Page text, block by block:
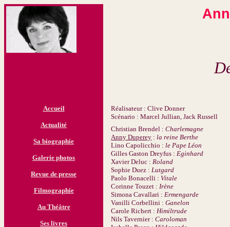
Accueil
Actualité
Sa biographie
Galerie photos
Revue de presse
Filmographie
Au Théâtre
Ses livres
Réalisateur : Clive Donner
Scénario : Marcel Jullian, Jack Russell
Christian Brendel :Charlemagne
Anny Duperey :la reine Berthe
Lino Capolicchio :le Pape Léon
Gilles Gaston Dreyfus :Eginhard
Xavier Deluc :Roland
Sophie Duez :Lutgard
Paolo Bonacelli :Vitale
Corinne Touzet :Irène
Simona Cavallari :Ermengarde
Vanilli Corbellini :Ganelon
Carole Richert :Himiltrude
Nils Tavernier :Caroloman